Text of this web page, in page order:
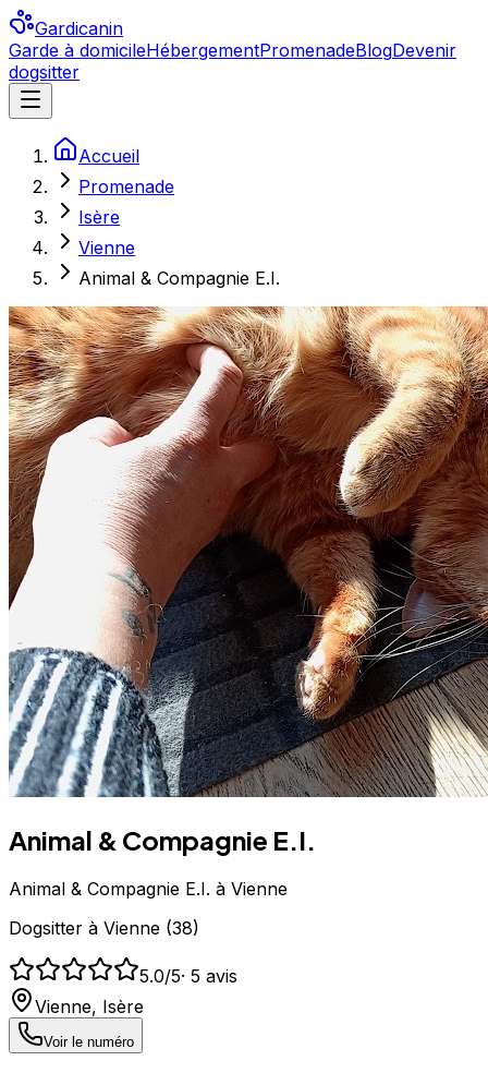
Gardicanin
Garde à domicileHébergementPromenadeBlogDevenir
dogsitter
Accueil
Promenade
Isère
Vienne
Animal & Compagnie E.I.
Animal & Compagnie E.I.
Animal & Compagnie E.I. à Vienne
Dogsitter à Vienne (38)
5.0/5· 5 avis
Vienne, Isère
Voir le numéro